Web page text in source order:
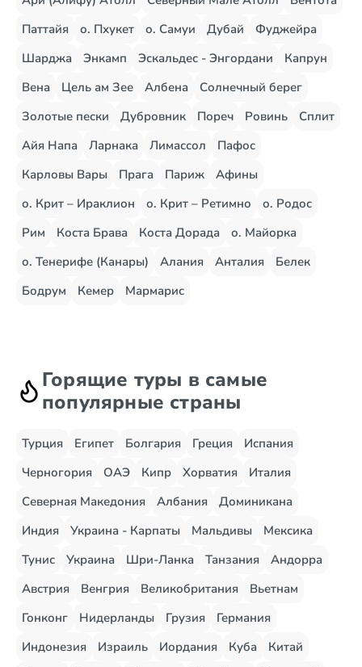
Паттайя
о. Пхукет о. Самуи Дубай
Фуджейра
Шарджа
Энкамп Эскальдес - Энгордани
Капрун
Вена
Цель ам Зее Албена
Солнечный берег
Золотые пески
Дубровник Пореч Ровинь
Сплит
Айя Напа
Ларнака Лимассол
Пафос
Карловы Вары
Прага Париж
Афины
о. Крит – Ираклион
о. Крит – Ретимно
о. Родос
Рим
Коста Брава Коста Дорада
о. Майорка
о. Тенерифе (Канары)
Алания Анталия
Белек
Бодрум
Кемер Мармарис
Горящие туры в самые
популярные страны
Турция Египет Болгария Греция
Испания
Черногория
ОАЭ Кипр Хорватия
Италия
Северная Македония
Албания
Доминикана
Индия
Украина - Карпаты Мальдивы
Мексика
Тунис
Украина Шри-Ланка Танзания
Андорра
Австрия
Венгрия Великобритания
Вьетнам
Гонконг
Нидерланды Грузия
Германия
Индонезия
Израиль Иордания Куба
Китай